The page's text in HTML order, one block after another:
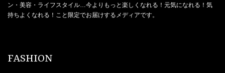
ン・美容・ライフスタイル…今よりもっと楽しくなれる！元気になれる！気
持ちよくなれる！こと限定でお届けするメディアです。
FASHION